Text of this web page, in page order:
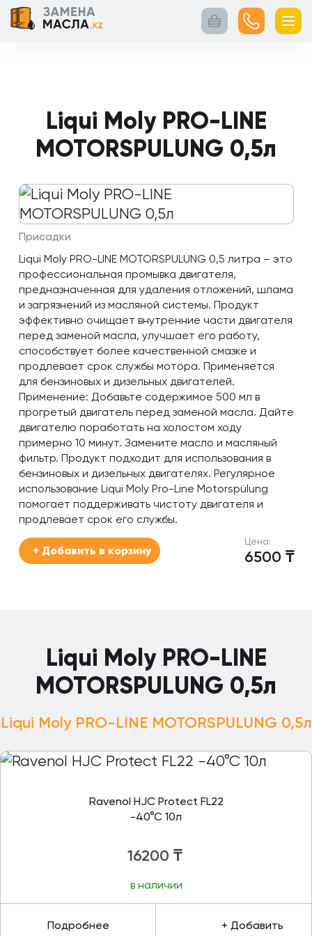
Главная
Контакты
Кейсы
Каталог
Услуги
Liqui Moly PRO-LINE
MOTORSPULUNG 0,5л
Присадки
Liqui Moly PRO-LINE MOTORSPULUNG 0,5 литра – это
профессиональная промывка двигателя,
предназначенная для удаления отложений, шлама
и загрязнений из масляной системы. Продукт
эффективно очищает внутренние части двигателя
перед заменой масла, улучшает его работу,
способствует более качественной смазке и
продлевает срок службы мотора. Применяется
для бензиновых и дизельных двигателей.
Применение: Добавьте содержимое 500 мл в
прогретый двигатель перед заменой масла. Дайте
двигателю поработать на холостом ходу
примерно 10 минут. Замените масло и масляный
фильтр. Продукт подходит для использования в
бензиновых и дизельных двигателях. Регулярное
использование Liqui Moly Pro-Line Motorspülung
помогает поддерживать чистоту двигателя и
продлевает срок его службы.
Цена:
6500 ₸
+ Добавить в корзину
Liqui Moly PRO-LINE
MOTORSPULUNG 0,5л
Liqui Moly PRO-LINE MOTORSPULUNG 0,5л
Ravenol HJC Protect FL22
-40°C 10л
16200 ₸
в наличии
Подробнее + Добавить